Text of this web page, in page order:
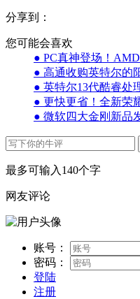
分享到：
您可能会喜欢
● PC真神登场！
● 高通收购英特尔的
● 英特尔13代酷睿处
● 更快更省！全新荣
● 微软四大金刚新品
最多可输入140个字
网友评论
账号：
密码：
登陆
注册